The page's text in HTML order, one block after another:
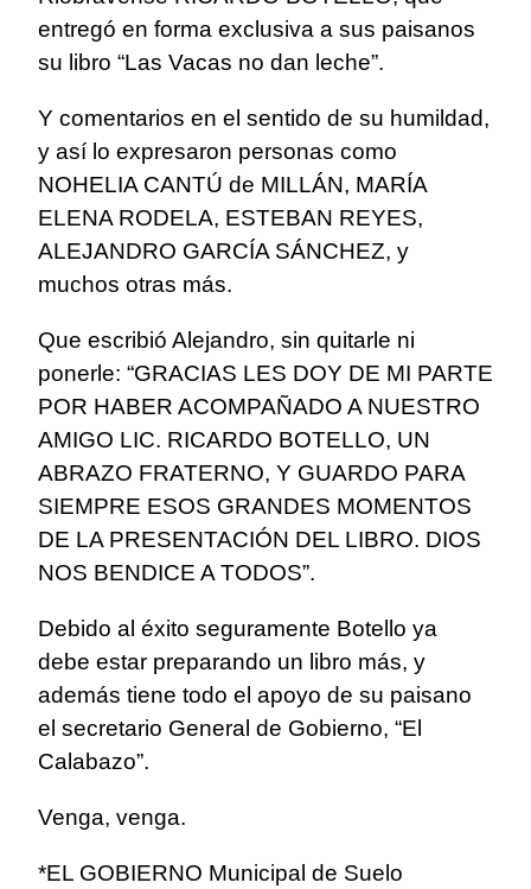
entregó en forma exclusiva a sus paisanos
su libro “Las Vacas no dan leche”.
Y comentarios en el sentido de su humildad,
y así lo expresaron personas como
NOHELIA CANTÚ de MILLÁN, MARÍA
ELENA RODELA, ESTEBAN REYES,
ALEJANDRO GARCÍA SÁNCHEZ, y
muchos otras más.
Que escribió Alejandro, sin quitarle ni
ponerle: “GRACIAS LES DOY DE MI PARTE
POR HABER ACOMPAÑADO A NUESTRO
AMIGO LIC. RICARDO BOTELLO, UN
ABRAZO FRATERNO, Y GUARDO PARA
SIEMPRE ESOS GRANDES MOMENTOS
DE LA PRESENTACIÓN DEL LIBRO. DIOS
NOS BENDICE A TODOS”.
Debido al éxito seguramente Botello ya
debe estar preparando un libro más, y
además tiene todo el apoyo de su paisano
el secretario General de Gobierno, “El
Calabazo”.
Venga, venga.
*EL GOBIERNO Municipal de Suelo